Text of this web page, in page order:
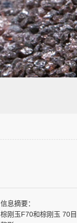
信息摘要：
棕刚玉F70和棕刚玉 70